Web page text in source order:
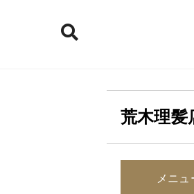
荒木理髪
メニュ